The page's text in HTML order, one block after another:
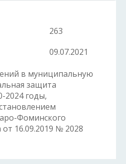
263
09.07.2021
в муниципальную
защита
2024 годы,
Фоминского
от 16.09.2019 № 2028